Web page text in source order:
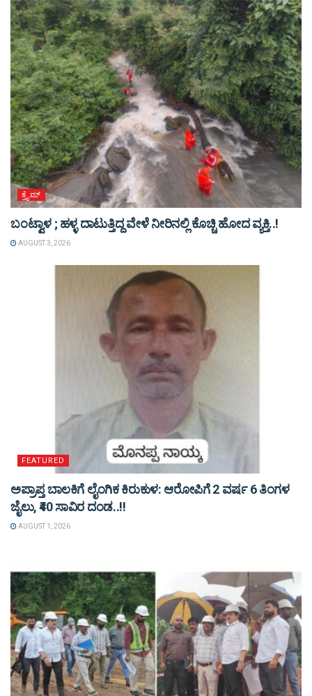
ಕ್ರೈಮ್
ಬಂಟ್ವಾಳ ; ಹಳ್ಳ ದಾಟುತ್ತಿದ್ದ ವೇಳೆ ನೀರಿನಲ್ಲಿ ಕೊಚ್ಚಿ ಹೋದ ವ್ಯಕ್ತಿ..!
AUGUST 3, 2026
FEATURED
ಅಪ್ರಾಪ್ತ ಬಾಲಕಿಗೆ ಲೈಂಗಿಕ ಕಿರುಕುಳ: ಆರೋಪಿಗೆ 2 ವರ್ಷ 6 ತಿಂಗಳ
ಜೈಲು, ₹40 ಸಾವಿರ ದಂಡ..!!
AUGUST 1, 2026